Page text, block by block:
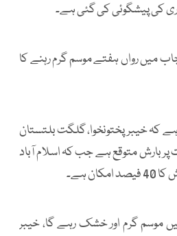
کی پیشگوئی کی گئی ہے۔
میں رواں ہفتے موسم گرم رہنے کا
کہ خیبرپختونخوا، گلگت بلتستان
بارش متوقع ہے جب کہ اسلام آباد
ہے۔
موسم گرم اور خشک رہے گا، خیبر